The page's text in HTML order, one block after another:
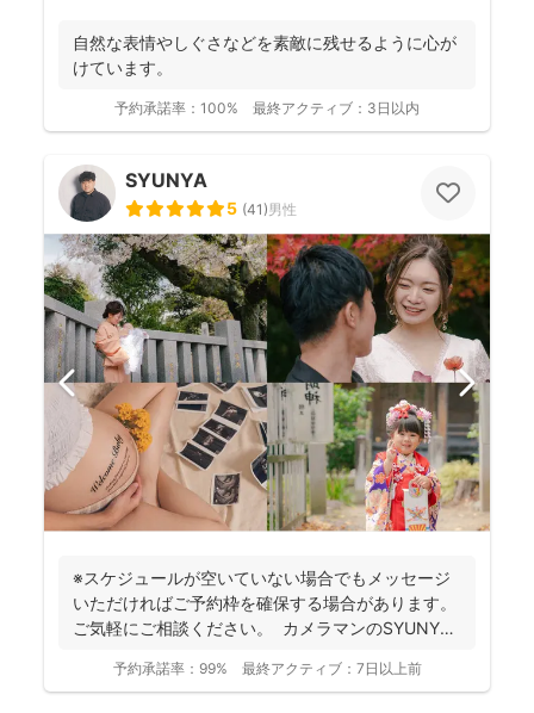
自然な表情やしぐさなどを素敵に残せるように心が
けています。
予約承諾率： 100% 最終アクティブ： 3日以内
SYUNYA
5 (41)男性
※スケジュールが空いていない場合でもメッセージ
いただければご予約枠を確保する場合があります。
ご気軽にご相談ください。 カメラマンのSYUNYA
予約承諾率： 99% 最終アクティブ： 7日以上前